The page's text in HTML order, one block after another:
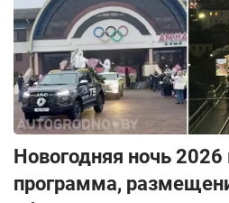
Новогодняя ночь 2026
программа,